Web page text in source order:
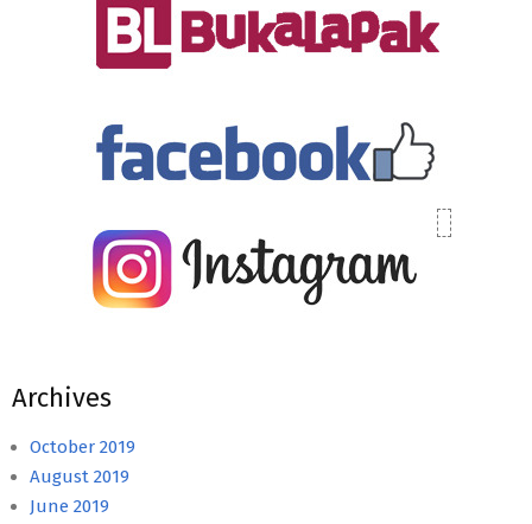
Archives
October 2019
August 2019
June 2019